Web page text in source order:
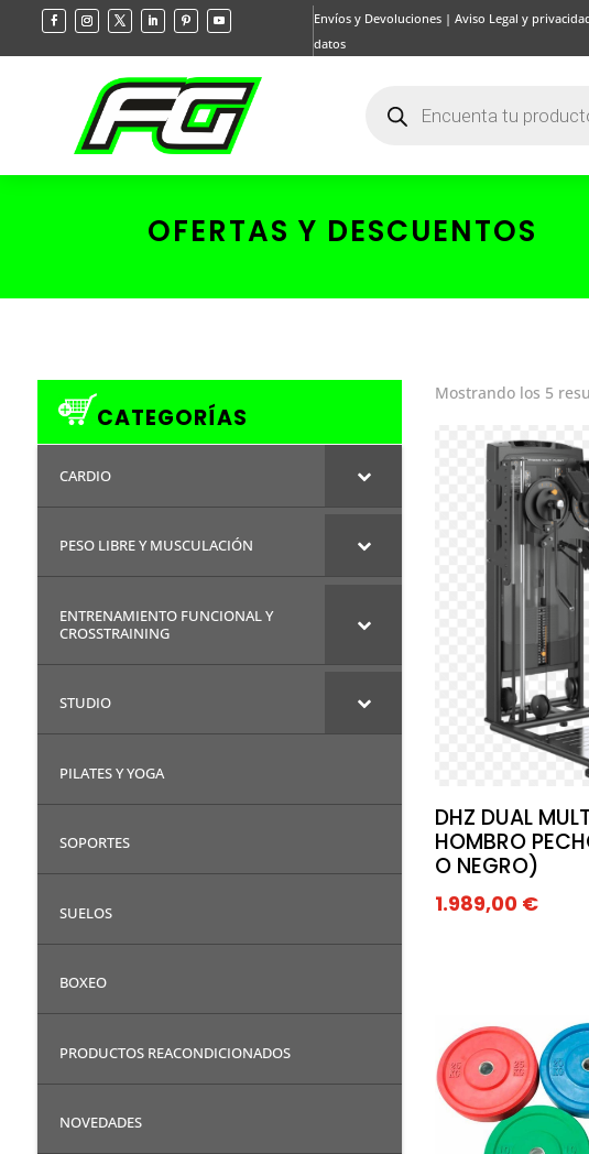
Envíos y Devoluciones| Aviso Legal y
datos
productos
OFERTAS Y DESCUENTOS
CATEGORÍAS
CARDIO
PESO LIBRE Y MUSCULACIÓN
ENTRENAMIENTO FUNCIONAL Y
CROSSTRAINING
STUDIO
PILATES Y YOGA
SOPORTES
SUELOS
BOXEO
PRODUCTOS REACONDICIONADOS
NOVEDADES
Mostrando los 5
DHZ DUAL
HOMBRO
O NEGRO)
1.989,00 €